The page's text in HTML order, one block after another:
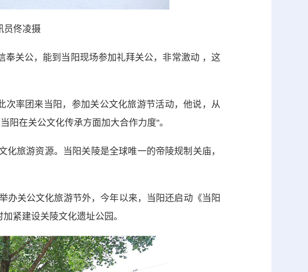
员佟凌摄
关公，能到当阳现场参加礼拜关公，非常激动 ，这
率团来当阳，参加关公文化旅游节活动，他说，从
阳在关公文化传承方面加大合作力度"。
旅游资源。当阳关陵是全球唯一的帝陵规制关庙，
关公文化旅游节外，今年以来，当阳还启动《当阳
紧建设关陵文化遗址公园。